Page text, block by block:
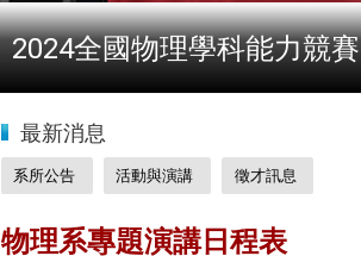
2024全國物理學科能力競賽
最新消息
系所公告 活動與演講 徵才訊息
物理系專題演講日程表